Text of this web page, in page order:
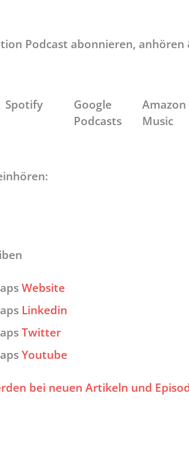
Podcast abonnieren, anhören
Spotify
Google
Podcasts
Amazon
Music
Website
Linkedin
Twitter
Youtube
bei neuen Artikeln und